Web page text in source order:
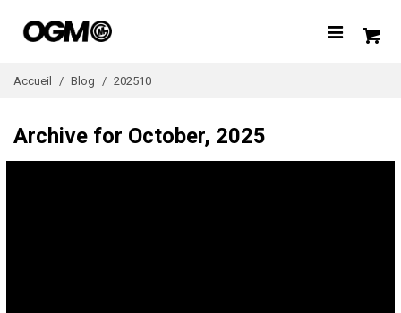
Accueil / Blog / 202510
Archive for October, 2025